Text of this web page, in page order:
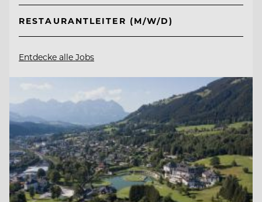
RESTAURANTLEITER (M/W/D)
Entdecke alle Jobs